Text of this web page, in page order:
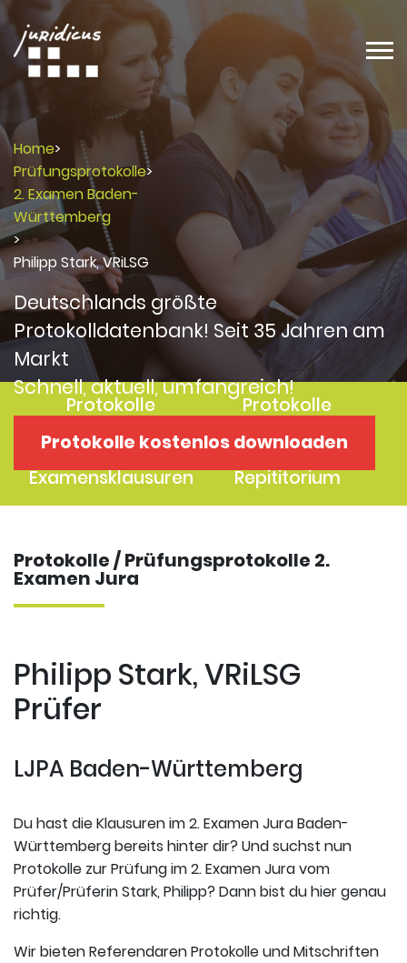
Home>
Prüfungsprotokolle>
2. Examen Baden-
Württemberg
>
Philipp Stark, VRiLSG
Deutschlands größte
Protokolldatenbank! Seit 35 Jahren am
Markt
Schnell, aktuell, umfangreich!
Protokolle kostenlos downloaden
Protokolle
Protokolle
Examensklausuren
Repititorium
Protokolle / Prüfungsprotokolle 2.
Examen Jura
Philipp Stark, VRiLSG
Prüfer
LJPA Baden-Württemberg
Du hast die Klausuren im 2. Examen Jura Baden-
Württemberg bereits hinter dir? Und suchst nun
Protokolle zur Prüfung im 2. Examen Jura vom
Prüfer/Prüferin Stark, Philipp? Dann bist du hier genau
richtig.
Wir bieten Referendaren Protokolle und Mitschriften